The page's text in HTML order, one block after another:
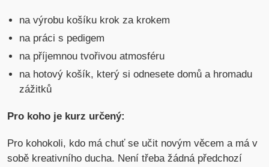
na výrobu košíku krok za krokem
na práci s pedigem
na příjemnou tvořivou atmosféru
na hotový košík, který si odnesete domů a hromadu
zážitků
Pro koho je kurz určený:
Pro kohokoli, kdo má chuť se učit novým věcem a má v
sobě kreativního ducha. Není třeba žádná předchozí